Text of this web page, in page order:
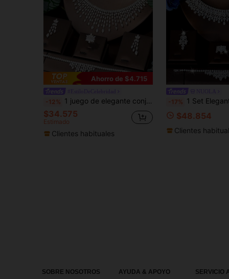
Ahorro de $4.715
-12% 1 juego de elegante conjunto de joyería decorado con borlas de circonita cúbica, adecuado para regalar a mujeres como regalo de bodas
$34.575
Estimado
Clientes habituales
-17% 1 Set Elegante de Joyas Decoradas con Circonita Cúbica en Forma de
$48.854
Clientes
SOBRE NOSOTROS AYUDA & APOYO SERVICIO